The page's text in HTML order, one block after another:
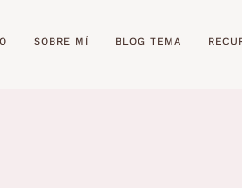
SOBRE MÍ BLOG TEMA